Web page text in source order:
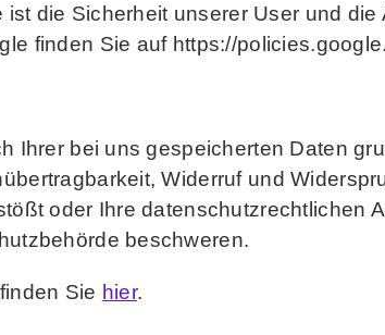
die Sicherheit unserer User und
finden Sie auf https://
Ihrer bei uns gespeicherten Daten
Widerruf und
oder Ihre datenschutzrechtlichen
beschweren.
Sie hier.